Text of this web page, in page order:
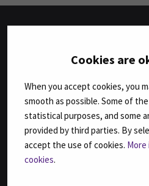
Cookies are
When you accept cookies, you
smooth as possible. Some of
statistical purposes, and some
provided by third parties. By
accept the use of cookies.
cookies.
Agrologi (ylempi AMK),
Bachelor of Business Administration,
Bachelor of Engineering, Automation
Bachelor of Engineering, Sustainable
(ent. Agri-food Engineering)
Bachelor of Health Care, Nursing